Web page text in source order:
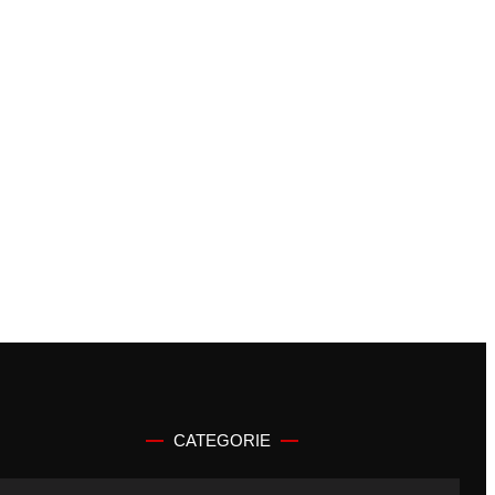
CATEGORIE